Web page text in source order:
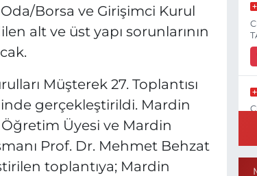
Borsa ve Girişimci Kurul
alt ve üst yapı sorunlarının
Müşterek 27. Toplantısı
gerçekleştirildi. Mardin
Üyesi ve Mardin
Prof. Dr. Mehmet Behzat
toplantıya; Mardin